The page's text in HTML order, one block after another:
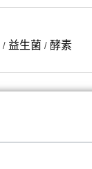
/ 益生菌 / 酵素